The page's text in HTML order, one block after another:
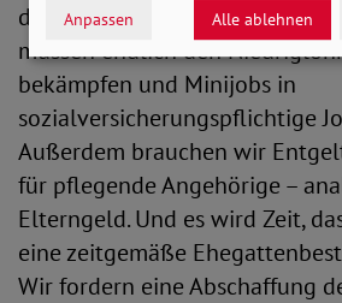
deutlich mehr Punkte auf der
müssen endlich den
bekämpfen und Minijobs in
sozialversicherungspflichtige
Außerdem brauchen wir
für pflegende Angehörige –
Elterngeld. Und es wird Zeit,
eine zeitgemäße
Wir fordern eine Abschaffung
Anpassen Alle ablehnen